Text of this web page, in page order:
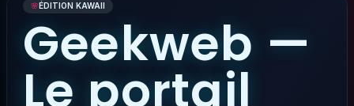
🌸ÉDITION KAWAII
Geekweb —
Le portail